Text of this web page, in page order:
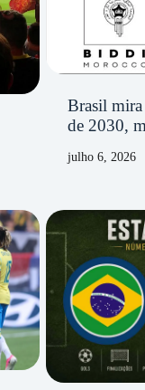
Brasil
de 2030,
julho 6, 2026